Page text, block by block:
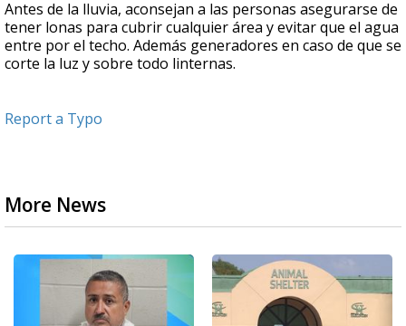
Antes de la lluvia, aconsejan a las personas asegurarse de
tener lonas para cubrir cualquier área y evitar que el agua
entre por el techo. Además generadores en caso de que se
corte la luz y sobre todo linternas.
Report a Typo
More News